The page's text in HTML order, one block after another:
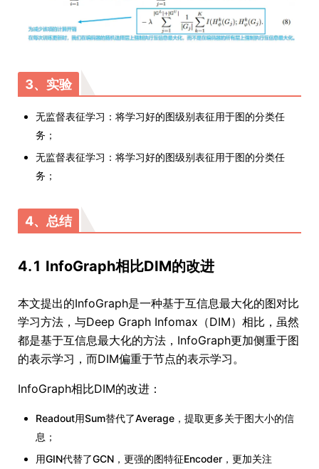
3、实验
无监督表征学习：将学习好的图级别表征用于图的分类任
务；
无监督表征学习：将学习好的图级别表征用于图的分类任
务；
4、总结
4.1 InfoGraph相比DIM的改进
本文提出的InfoGraph是一种基于互信息最大化的图对比
学习方法，与Deep Graph Infomax（DIM）相比，虽然
都是基于互信息最大化的方法，InfoGraph更加侧重于图
的表示学习，而DIM偏重于节点的表示学习。
InfoGraph相比DIM的改进：
Readout用Sum替代了Average，提取更多关于图大小的信
息；
用GIN代替了GCN，更强的图特征Encoder，更加关注